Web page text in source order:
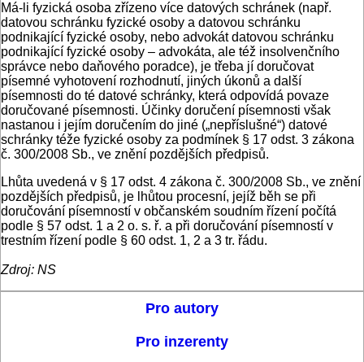
Má-li fyzická osoba zřízeno více datových schránek (např.
datovou schránku fyzické osoby a datovou schránku
podnikající fyzické osoby, nebo advokát datovou schránku
podnikající fyzické osoby – advokáta, ale též insolvenčního
správce nebo daňového poradce), je třeba jí doručovat
písemné vyhotovení rozhodnutí, jiných úkonů a další
písemnosti do té datové schránky, která odpovídá povaze
doručované písemnosti. Účinky doručení písemnosti však
nastanou i jejím doručením do jiné („nepříslušné“) datové
schránky téže fyzické osoby za podmínek § 17 odst. 3 zákona
č. 300/2008 Sb., ve znění pozdějších předpisů.
Lhůta uvedená v § 17 odst. 4 zákona č. 300/2008 Sb., ve znění
pozdějších předpisů, je lhůtou procesní, jejíž běh se při
doručování písemností v občanském soudním řízení počítá
podle § 57 odst. 1 a 2 o. s. ř. a při doručování písemností v
trestním řízení podle § 60 odst. 1, 2 a 3 tr. řádu.
Zdroj: NS
Pro autory
Pro inzerenty